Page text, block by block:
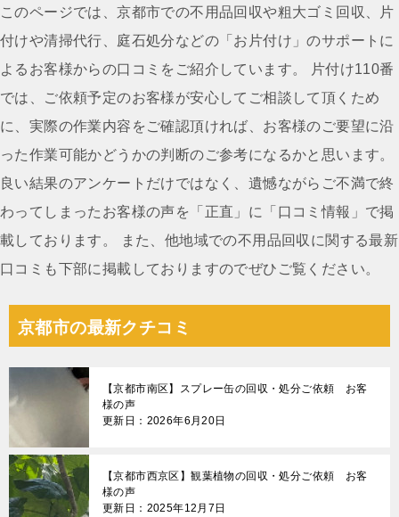
ナ
ビ
ゲ
ー
シ
ョ
ン
このページでは、京都市での不用品回収や粗大ゴミ回収、片
付けや清掃代行、庭石処分などの「お片付け」のサポートに
よるお客様からの口コミをご紹介しています。 片付け110番
では、ご依頼予定のお客様が安心してご相談して頂くため
に、実際の作業内容をご確認頂ければ、お客様のご要望に沿
った作業可能かどうかの判断のご参考になるかと思います。
良い結果のアンケートだけではなく、遺憾ながらご不満で終
わってしまったお客様の声を「正直」に「口コミ情報」で掲
載しております。 また、他地域での不用品回収に関する最新
口コミも下部に掲載しておりますのでぜひご覧ください。
京都市の最新クチコミ
【京都市南区】スプレー缶の回収・処分ご依頼 お客
様の声
更新日：2026年6月20日
【京都市西京区】観葉植物の回収・処分ご依頼 お客
様の声
更新日：2025年12月7日